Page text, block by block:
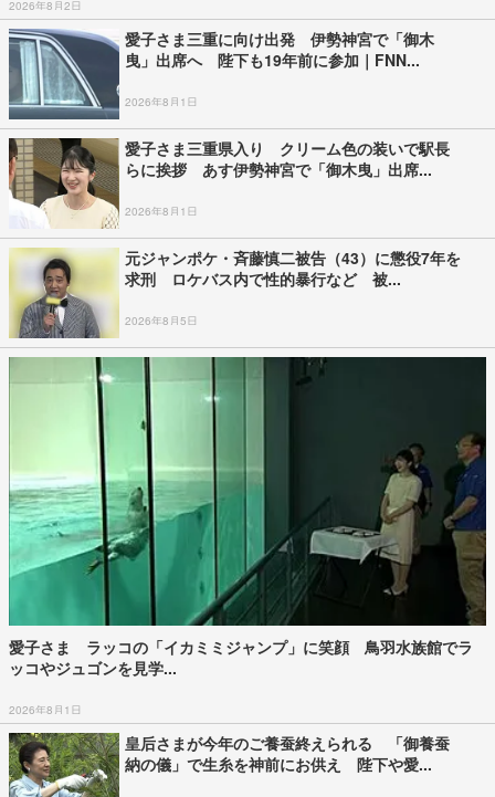
2026年8月2日
愛子さま三重に向け出発 伊勢神宮で「御木
曳」出席へ 陛下も19年前に参加｜FNN...
2026年8月1日
愛子さま三重県入り クリーム色の装いで駅長
らに挨拶 あす伊勢神宮で「御木曳」出席...
2026年8月1日
元ジャンポケ・斉藤慎二被告（43）に懲役7年を
求刑 ロケバス内で性的暴行など 被...
2026年8月5日
愛子さま ラッコの「イカミミジャンプ」に笑顔 鳥羽水族館でラ
ッコやジュゴンを見学...
2026年8月1日
皇后さまが今年のご養蚕終えられる 「御養蚕
納の儀」で生糸を神前にお供え 陛下や愛...